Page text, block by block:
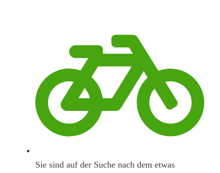
Sie sind auf der Suche nach dem etwas